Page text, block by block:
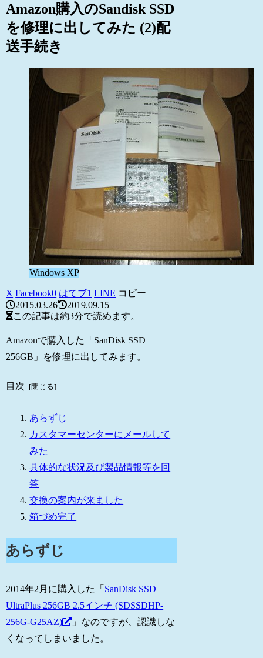
Amazon購入のSandisk SSD
を修理に出してみた (2)配
送手続き
Windows XP
X Facebook0 はてブ1 LINE コピー
2015.03.26
2019.09.15
この記事は約3分で読めます。
Amazonで購入した「SanDisk SSD
256GB」を修理に出してみます。
目次
あらずじ
カスタマーセンターにメールして
みた
具体的な状況及び製品情報等を回
答
交換の案内が来ました
箱づめ完了
あらずじ
2014年2月に購入した「 SanDisk SSD
UltraPlus 256GB 2.5インチ (SDSSDHP-
256G-G25AZ)
」なのですが、認識しな
くなってしまいました。